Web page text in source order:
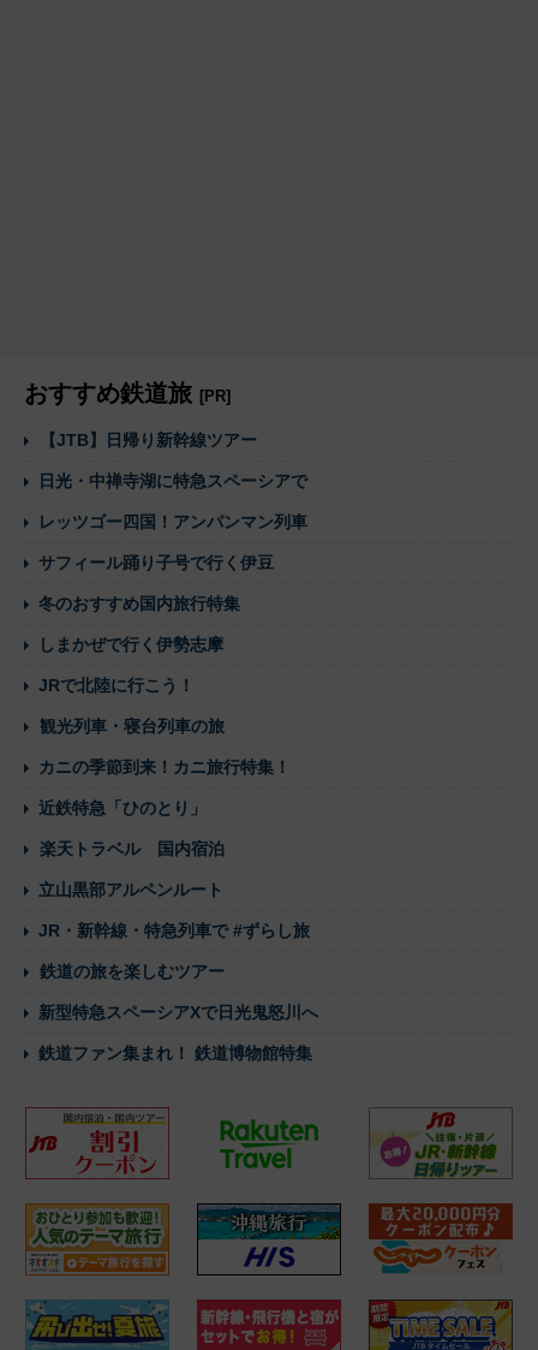
おすすめ鉄道旅 [PR]
【JTB】日帰り新幹線ツアー
日光・中禅寺湖に特急スペーシアで
レッツゴー四国！アンパンマン列車
サフィール踊り子号で行く伊豆
冬のおすすめ国内旅行特集
しまかぜで行く伊勢志摩
JRで北陸に行こう！
観光列車・寝台列車の旅
カニの季節到来！カニ旅行特集！
近鉄特急「ひのとり」
楽天トラベル 国内宿泊
立山黒部アルペンルート
JR・新幹線・特急列車で #ずらし旅
鉄道の旅を楽しむツアー
新型特急スペーシアXで日光鬼怒川へ
鉄道ファン集まれ！ 鉄道博物館特集